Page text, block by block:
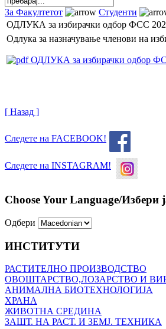
За Факултетот Студенти
ОДЛУКА за избирачки одбор ФСС
Одлука за назначување членови на
ОДЛУКА за избирачки одбор
[ Назад ]
Следете на FACEBOOK!
Следете на INSTAGRAM!
Choose Your Language/Избери
Одбери
ИНСТИТУТИ
РАСТИТЕЛНО ПРОИЗВОДСТВО
ОВОШТАРСТВО,ЛОЗАРСТВО И
АНИМАЛНА БИОТЕХНОЛОГИЈА
ХРАНА
ЖИВОТНА СРЕДИНА
ЗАШТ. НА РАСТ. И ЗЕМЈ. ТЕХНИКА